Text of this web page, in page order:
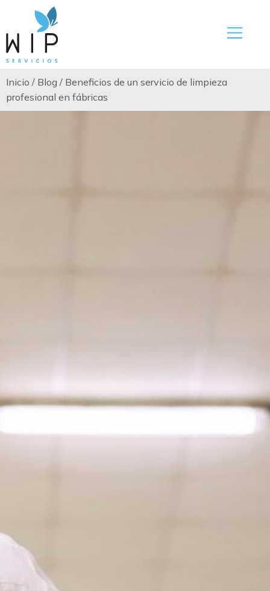
Inicio / Blog / Beneficios de un servicio de limpieza
profesional en fábricas